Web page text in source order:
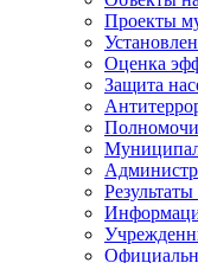
Проекты
Оценка
Защита